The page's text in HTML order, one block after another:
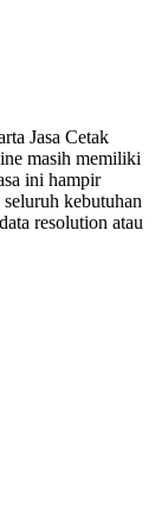
Jasa Cetak
masih memiliki
ini hampir
kebutuhan
resolution atau